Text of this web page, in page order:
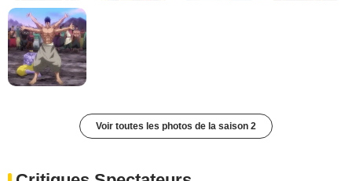
Voir toutes les photos de la saison 2